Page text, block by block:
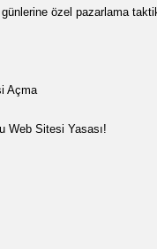
özel pazarlama
Açma
Web Sitesi Yasası!